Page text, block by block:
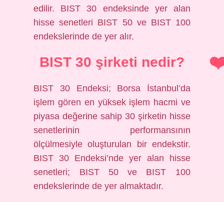
edilir. BIST 30 endeksinde yer alan
hisse senetleri BIST 50 ve BIST 100
endekslerinde de yer alır.
BIST 30 şirketi nedir?
BIST 30 Endeksi; Borsa İstanbul’da
işlem gören en yüksek işlem hacmi ve
piyasa değerine sahip 30 şirketin hisse
senetlerinin performansının
ölçülmesiyle oluşturulan bir endekstir.
BIST 30 Endeksi’nde yer alan hisse
senetleri; BIST 50 ve BIST 100
endekslerinde de yer almaktadır.